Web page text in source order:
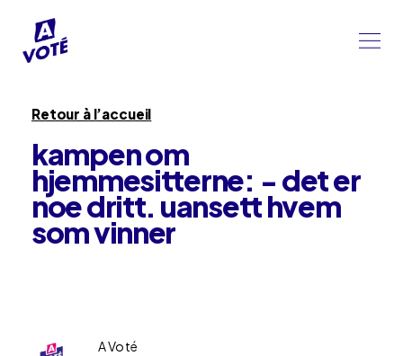
Retour à l’accueil
kampen om
hjemmesitterne: − det er
noe dritt. uansett hvem
som vinner
A Voté